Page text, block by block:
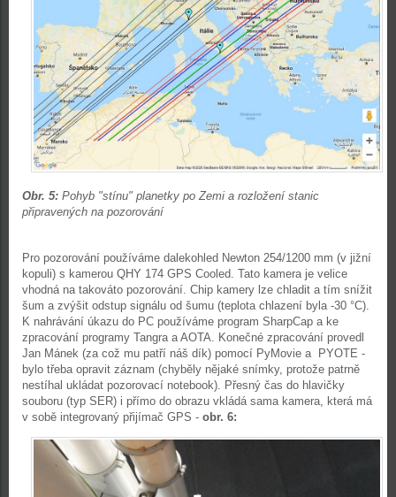
Obr. 5: Pohyb "stínu" planetky po Zemi a rozložení stanic
připravených na pozorování
Pro pozorování používáme dalekohled Newton 254/1200 mm (v jižní
kopuli) s kamerou QHY 174 GPS Cooled. Tato kamera je velice
vhodná na takováto pozorování. Chip kamery lze chladit a tím snížit
šum a zvýšit odstup signálu od šumu (teplota chlazení byla -30 °C).
K nahrávání úkazu do PC používáme program SharpCap a ke
zpracování programy Tangra a AOTA. Konečné zpracování provedl
Jan Mánek (za což mu patří náš dík) pomocí PyMovie a PYOTE -
bylo třeba opravit záznam (chyběly nějaké snímky, protože patrně
nestíhal ukládat pozorovací notebook). Přesný čas do hlavičky
souboru (typ SER) i přímo do obrazu vkládá sama kamera, která má
v sobě integrovaný přijímač GPS - obr. 6: